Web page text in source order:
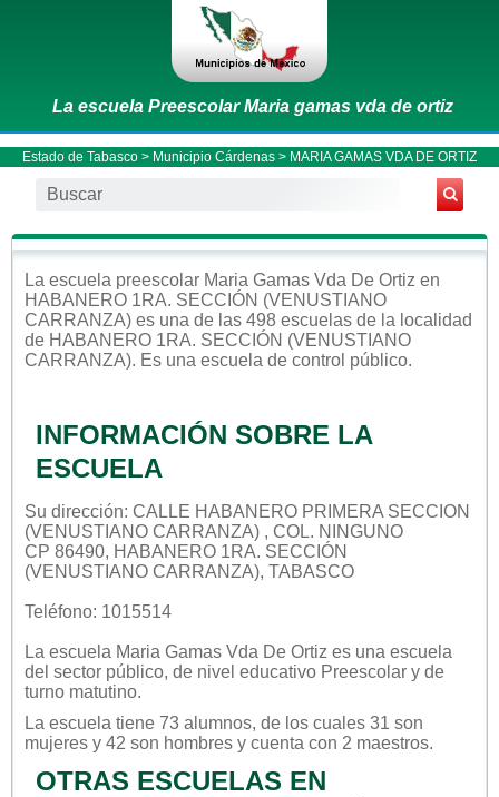
La escuela Preescolar Maria gamas vda de ortiz
Estado de Tabasco > Municipio Cárdenas > MARIA GAMAS VDA DE ORTIZ
La escuela preescolar Maria Gamas Vda De Ortiz en
HABANERO 1RA. SECCIÓN (VENUSTIANO
CARRANZA) es una de las 498 escuelas de la localidad
de HABANERO 1RA. SECCIÓN (VENUSTIANO
CARRANZA). Es una escuela de control público.
INFORMACIÓN SOBRE LA
ESCUELA
Su dirección: CALLE HABANERO PRIMERA SECCION
(VENUSTIANO CARRANZA) , COL. NINGUNO
CP 86490, HABANERO 1RA. SECCIÓN
(VENUSTIANO CARRANZA), TABASCO
Teléfono: 1015514
La escuela Maria Gamas Vda De Ortiz es una escuela
del sector público, de nivel educativo Preescolar y de
turno matutino.
La escuela tiene 73 alumnos, de los cuales 31 son
mujeres y 42 son hombres y cuenta con 2 maestros.
OTRAS ESCUELAS EN